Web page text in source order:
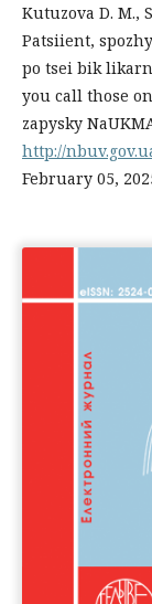
Kutuzova D. M.,
Patsiient,
po tsei bik
you call those
zapysky
http://
February 05,